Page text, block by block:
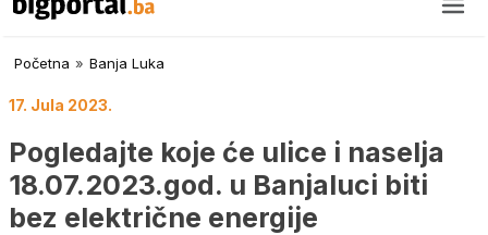
Početna » Banja Luka
17. Jula 2023.
Pogledajte koje će ulice i naselja
18.07.2023.god. u Banjaluci biti
bez električne energije